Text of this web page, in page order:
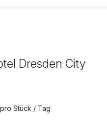
Dresden City
Stück / Tag